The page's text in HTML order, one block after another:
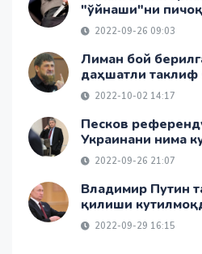
"ўйнаши"ни
2022-09-26 09:03
Лиман бой
даҳшатли
2022-10-02 14:17
Песков
Украинани нима
2022-09-26 21:07
Владимир Путин
қилиши
2022-09-29 16:15